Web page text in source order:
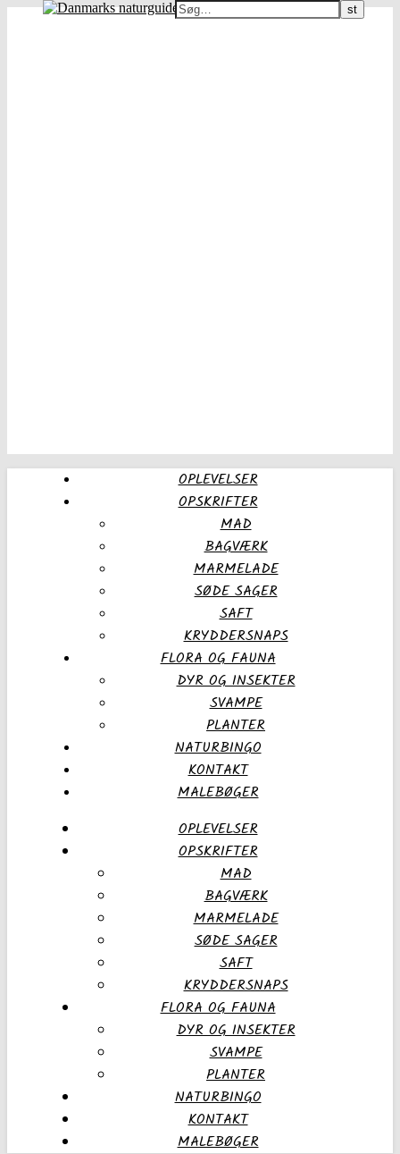
Danmarks naturguide
OPLEVELSER
OPSKRIFTER
MAD
BAGVÆRK
MARMELADE
SØDE SAGER
SAFT
KRYDDERSNAPS
FLORA OG FAUNA
DYR OG INSEKTER
SVAMPE
PLANTER
NATURBINGO
KONTAKT
MALEBØGER
OPLEVELSER
OPSKRIFTER
MAD
BAGVÆRK
MARMELADE
SØDE SAGER
SAFT
KRYDDERSNAPS
FLORA OG FAUNA
DYR OG INSEKTER
SVAMPE
PLANTER
NATURBINGO
KONTAKT
MALEBØGER